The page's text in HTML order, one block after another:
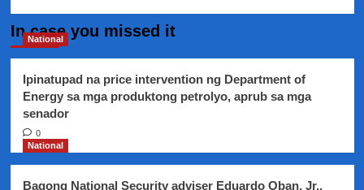
Malakanyang
detalye
ng
In case you missed it
National
Ipinatupad na price intervention ng Department of
Energy sa mga produktong petrolyo, aprub sa mga
senador
0
National
Bagong National Security adviser Eduardo Oban, Jr.,